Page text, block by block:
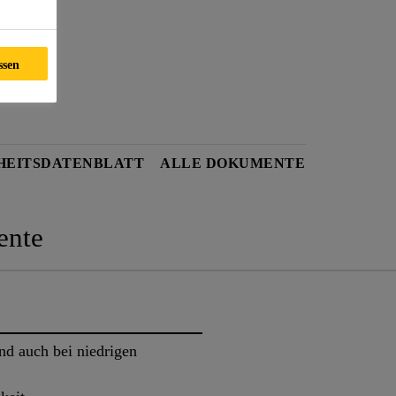
ALLE DOKUMENTE
auch bei niedrigen